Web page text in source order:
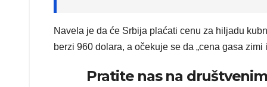
Navela je da će Srbija plaćati cenu za hiljadu
berzi 960 dolara, a očekuje se da „cena gasa
Pratite nas na